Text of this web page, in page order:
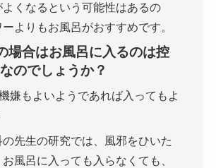
くなるという可能性はあるの
よりもお風呂がおすすめです。
場合はお風呂に入るのは控
のでしょうか？
嫌もよいようであれば入ってもよ
先生の研究では、風邪をひいた
風呂に入っても入らなくても、